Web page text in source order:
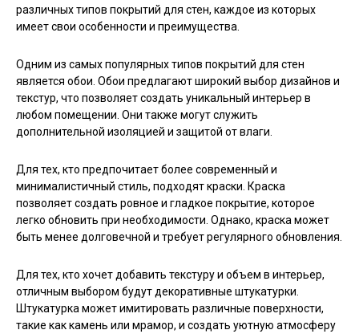
различных типов покрытий для стен, каждое из которых
имеет свои особенности и преимущества.
Одним из самых популярных типов покрытий для стен
является обои. Обои предлагают широкий выбор дизайнов и
текстур, что позволяет создать уникальный интерьер в
любом помещении. Они также могут служить
дополнительной изоляцией и защитой от влаги.
Для тех, кто предпочитает более современный и
минималистичный стиль, подходят краски. Краска
позволяет создать ровное и гладкое покрытие, которое
легко обновить при необходимости. Однако, краска может
быть менее долговечной и требует регулярного обновления.
Для тех, кто хочет добавить текстуру и объем в интерьер,
отличным выбором будут декоративные штукатурки.
Штукатурка может имитировать различные поверхности,
такие как камень или мрамор, и создать уютную атмосферу